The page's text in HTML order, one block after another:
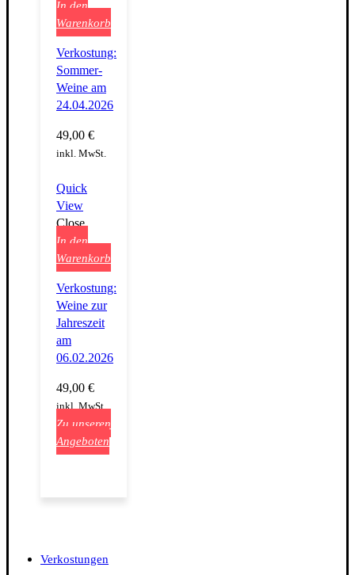
In den
Warenkorb
Verkostung:
Sommer-
Weine am
24.04.2026
49,00 €
inkl. MwSt.
Quick
View
Close
In den
Warenkorb
Verkostung:
Weine zur
Jahreszeit
am
06.02.2026
49,00 €
inkl. MwSt.
Zu unseren
Angeboten
Verkostungen